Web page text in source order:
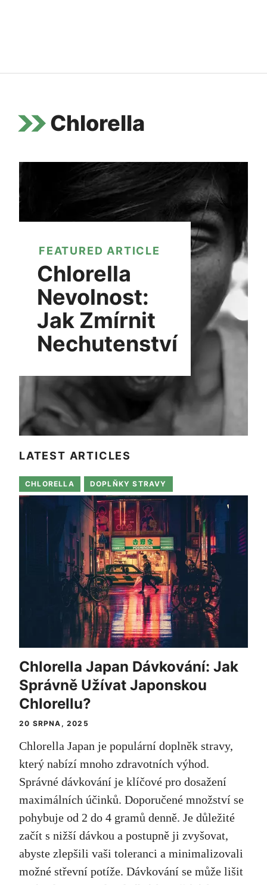
Chlorella
FEATURED ARTICLE
Chlorella
Nevolnost:
Jak Zmírnit
Nechutenství
LATEST ARTICLES
CHLORELLA DOPLŇKY STRAVY
Chlorella Japan Dávkování: Jak
Správně Užívat Japonskou
Chlorellu?
20 SRPNA, 2025
Chlorella Japan je populární doplněk stravy,
který nabízí mnoho zdravotních výhod.
Správné dávkování je klíčové pro dosažení
maximálních účinků. Doporučené množství se
pohybuje od 2 do 4 gramů denně. Je důležité
začít s nižší dávkou a postupně ji zvyšovat,
abyste zlepšili vaši toleranci a minimalizovali
možné střevní potíže. Dávkování se může lišit